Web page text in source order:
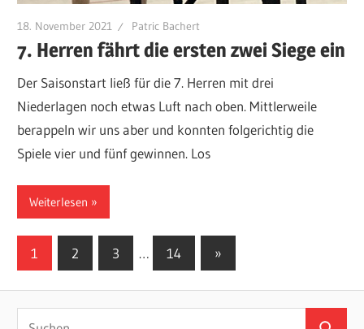
18. November 2021 Patric Bachert
7. Herren fährt die ersten zwei Siege ein
Der Saisonstart ließ für die 7. Herren mit drei
Niederlagen noch etwas Luft nach oben. Mittlerweile
berappeln wir uns aber und konnten folgerichtig die
Spiele vier und fünf gewinnen. Los
Weiterlesen
Seitennummerierung
Beiträge
1 2 3 … 14
Nächste
Beiträge
»
Suchen